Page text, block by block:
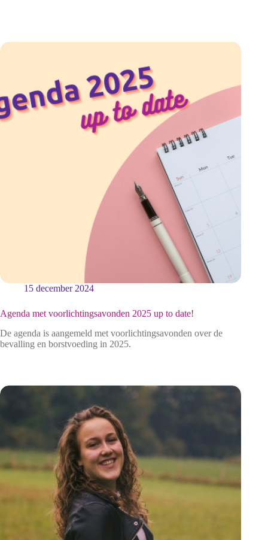
15 december 2024
Agenda met voorlichtingsavonden 2025 up to date!
De agenda is aangemeld met voorlichtingsavonden over de
bevalling en borstvoeding in 2025.